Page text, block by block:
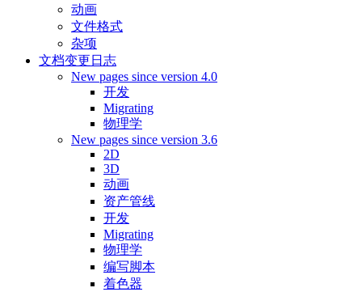
动画
文件格式
杂项
文档变更日志
New pages since version 4.0
开发
Migrating
物理学
New pages since version 3.6
2D
3D
动画
资产管线
开发
Migrating
物理学
编写脚本
着色器